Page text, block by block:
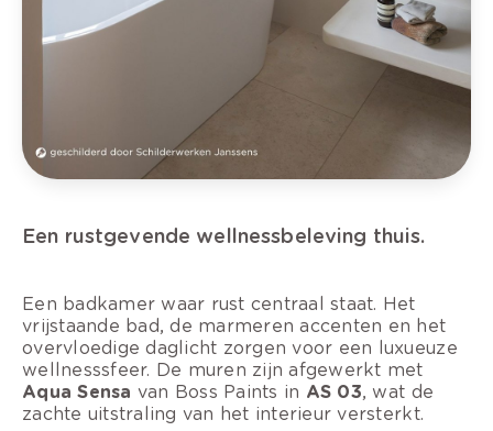
Een rustgevende wellnessbeleving thuis.
Een badkamer waar rust centraal staat. Het
vrijstaande bad, de marmeren accenten en het
overvloedige daglicht zorgen voor een luxueuze
wellnesssfeer. De muren zijn afgewerkt met
Aqua Sensa van Boss Paints in AS 03, wat de
zachte uitstraling van het interieur versterkt.